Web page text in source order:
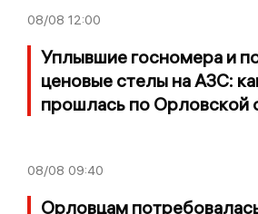
08/08 12:00
Уплывшие госномера и
ценовые стелы на АЗС:
прошлась по Орловской
08/08 09:40
Орловцам